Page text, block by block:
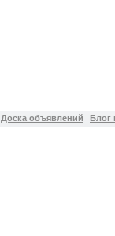
Доска объявлений Блог